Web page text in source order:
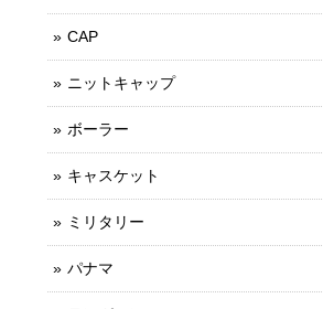
CAP
ニットキャップ
ボーラー
キャスケット
ミリタリー
パナマ